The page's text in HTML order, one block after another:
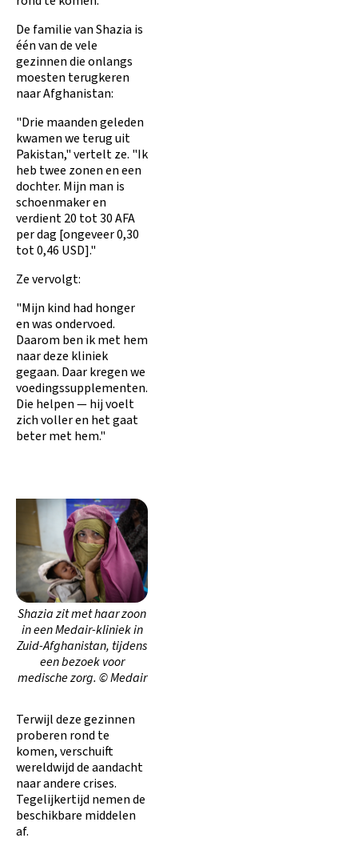
De familie van Shazia is
één van de vele
gezinnen die onlangs
moesten terugkeren
naar Afghanistan:
"Drie maanden geleden
kwamen we terug uit
Pakistan," vertelt ze. "Ik
heb twee zonen en een
dochter. Mijn man is
schoenmaker en
verdient 20 tot 30 AFA
per dag [ongeveer 0,30
tot 0,46 USD]."
Ze vervolgt:
"Mijn kind had honger
en was ondervoed.
Daarom ben ik met hem
naar deze kliniek
gegaan. Daar kregen we
voedingssupplementen.
Die helpen — hij voelt
zich voller en het gaat
beter met hem."
Shazia zit met haar zoon
in een Medair-kliniek in
Zuid-Afghanistan, tijdens
een bezoek voor
medische zorg. © Medair
Terwijl deze gezinnen
proberen rond te
komen, verschuift
wereldwijd de aandacht
naar andere crises.
Tegelijkertijd nemen de
beschikbare middelen
af.